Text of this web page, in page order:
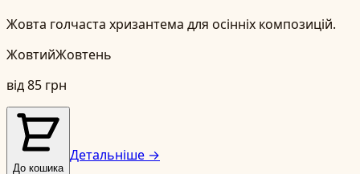
Жовта голчаста хризантема для осінніх композицій.
ЖовтийЖовтень
від85 грн
До кошика
Детальніше →